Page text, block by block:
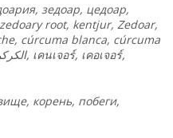
зедоар, цедоар,
root, kentjur, Zedoar,
cúrcuma blanca, cúrcuma
blanca de la India, الكركم الأبيض الهندي, เคนเจอร์, เคอเจอร์,
корень, побеги,